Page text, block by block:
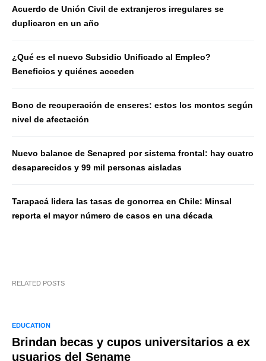
Acuerdo de Unión Civil de extranjeros irregulares se
duplicaron en un año
¿Qué es el nuevo Subsidio Unificado al Empleo?
Beneficios y quiénes acceden
Bono de recuperación de enseres: estos los montos según
nivel de afectación
Nuevo balance de Senapred por sistema frontal: hay cuatro
desaparecidos y 99 mil personas aisladas
Tarapacá lidera las tasas de gonorrea en Chile: Minsal
reporta el mayor número de casos en una década
RELATED POSTS
EDUCATION
Brindan becas y cupos universitarios a ex
usuarios del Sename